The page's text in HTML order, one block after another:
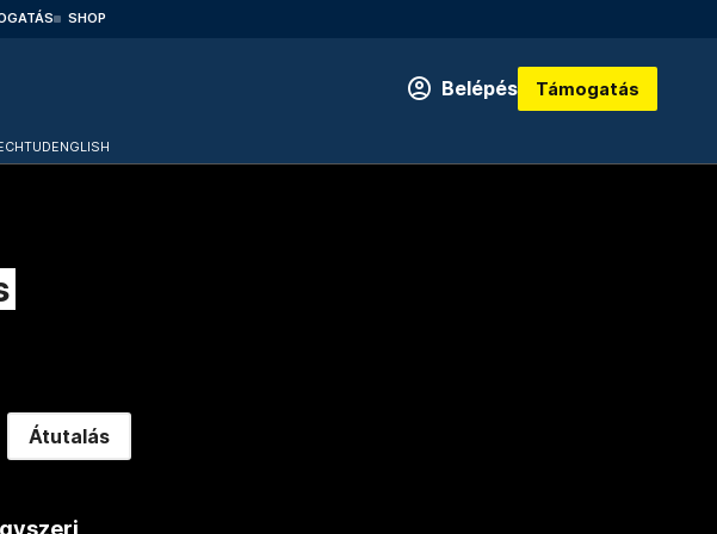
SHOP
Belépés Támogatás
ENGLISH
Átutalás